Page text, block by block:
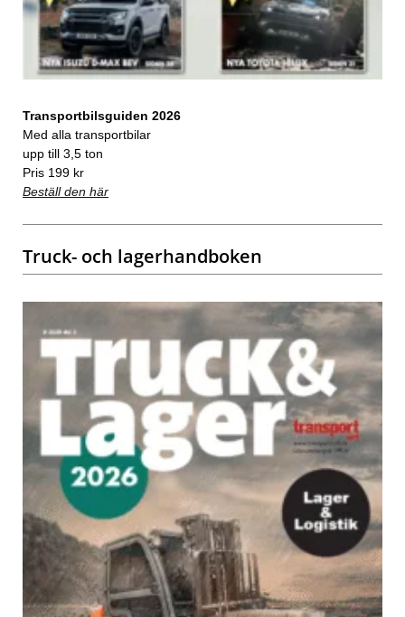
Transportbilsguiden 2026
Med alla transportbilar
upp till 3,5 ton
Pris 199 kr
Beställ den här
Truck- och lagerhandboken